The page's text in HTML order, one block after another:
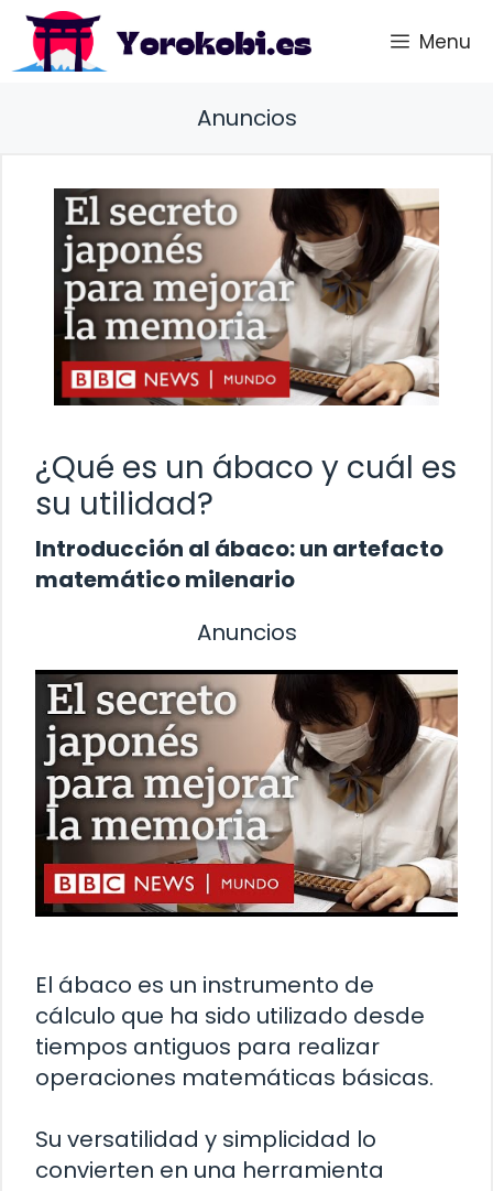
Saltar
contenido
Menu
Anuncios
¿Qué es un ábaco y cuál es
su utilidad?
Introducción al ábaco: un artefacto
matemático milenario
Anuncios
El ábaco es un instrumento de
cálculo que ha sido utilizado desde
tiempos antiguos para realizar
operaciones matemáticas básicas.
Su versatilidad y simplicidad lo
convierten en una herramienta